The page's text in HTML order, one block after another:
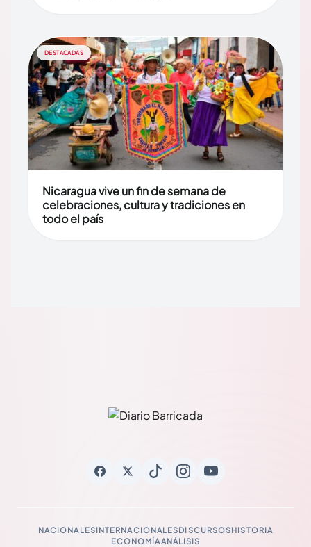
DESTACADAS
Nicaragua vive un fin de semana de
celebraciones, cultura y tradiciones en
todo el país
NACIONALESINTERNACIONALESDISCURSOSHISTORIA
ECONOMÍAANÁLISIS